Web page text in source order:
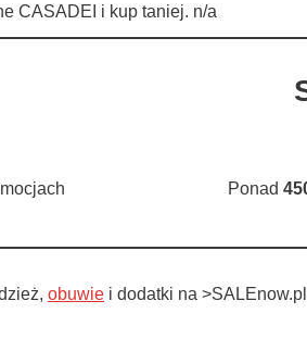
CASADEI i kup taniej. n/a
Ponad
obuwie i dodatki na